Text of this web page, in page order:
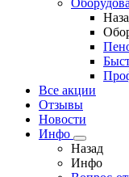
Все акции
Отзывы
Новости
Инфо
Назад
Инфо